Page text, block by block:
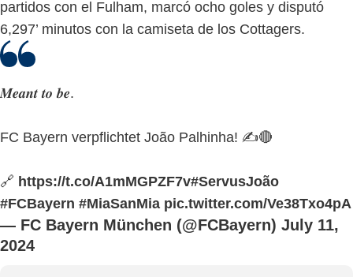
partidos con el Fulham, marcó ocho goles y disputó
6,297’ minutos con la camiseta de los Cottagers.
𝑴𝒆𝒂𝒏𝒕 𝒕𝒐 𝒃𝒆.
FC Bayern verpflichtet João Palhinha! ✍️🔴
🔗 https://t.co/A1mMGPZF7v#ServusJoão
#FCBayern #MiaSanMia pic.twitter.com/Ve38Txo4pA
— FC Bayern München (@FCBayern) July 11,
2024